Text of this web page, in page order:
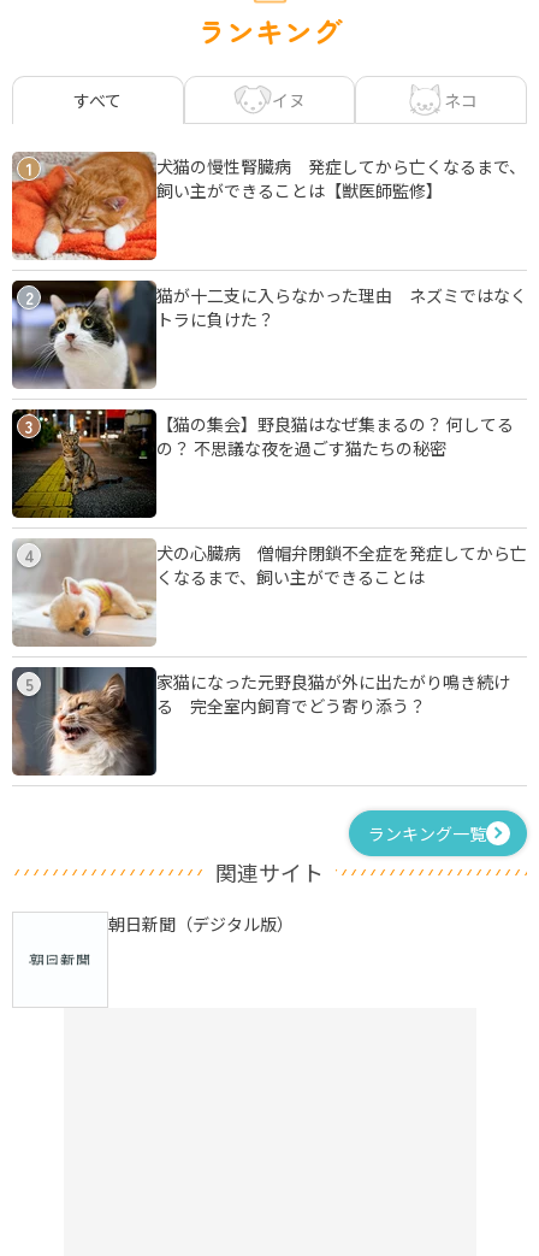
ランキング
すべて イヌ ネコ
1
犬猫の慢性腎臓病 発症してから亡くなるまで、
飼い主ができることは【獣医師監修】
2
猫が十二支に入らなかった理由 ネズミではなく
トラに負けた？
3
【猫の集会】野良猫はなぜ集まるの？ 何してる
の？ 不思議な夜を過ごす猫たちの秘密
4
犬の心臓病 僧帽弁閉鎖不全症を発症してから亡
くなるまで、飼い主ができることは
5
家猫になった元野良猫が外に出たがり鳴き続け
る 完全室内飼育でどう寄り添う？
ランキング一覧
関連サイト
朝日新聞（デジタル版）